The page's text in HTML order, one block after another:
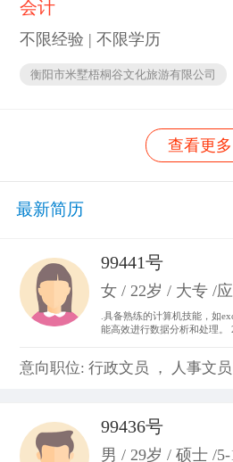
会计
不限经验 | 不限学历
衡阳市米墅梧桐谷文化旅游有限公司
查看更多
最新简历
99441号
女 / 22岁 / 大专 /
.具备熟练的计算机技能，如
能高效进行数据分析和处理。
度参与”为行动准则。。
意向职位: 行政文员 ， 人事文
99436号
男 / 29岁 / 硕士 /